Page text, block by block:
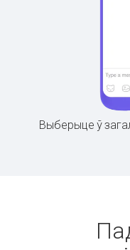
Выберыце ў